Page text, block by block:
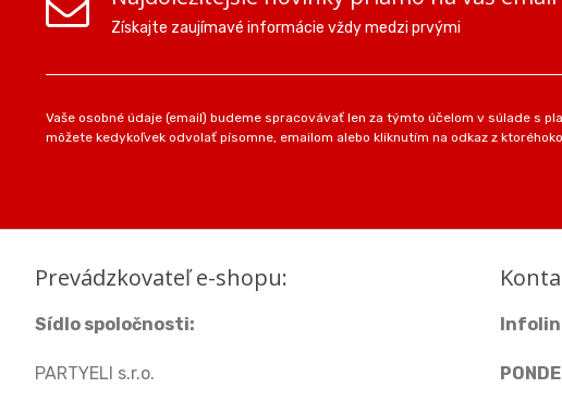
Získajte zaujímavé informácie vždy medzi prvými
Vaše osobné údaje (email) budeme spracovávať len za týmto účelom v súlade s
môžete kedykoľvek odvolať písomne, emailom alebo kliknutím na odkaz z
Prevádzkovateľ e-shopu:
Sídlo spoločnosti:
PARTYELI s.r.o.